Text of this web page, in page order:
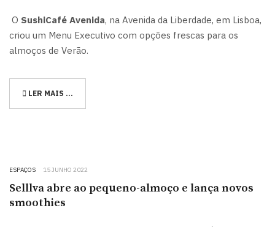
O SushiCafé Avenida, na Avenida da Liberdade, em Lisboa,
criou um Menu Executivo com opções frescas para os
almoços de Verão.
LER MAIS …
ESPAÇOS 15 JUNHO 2022
Selllva abre ao pequeno-almoço e lança novos
smoothies